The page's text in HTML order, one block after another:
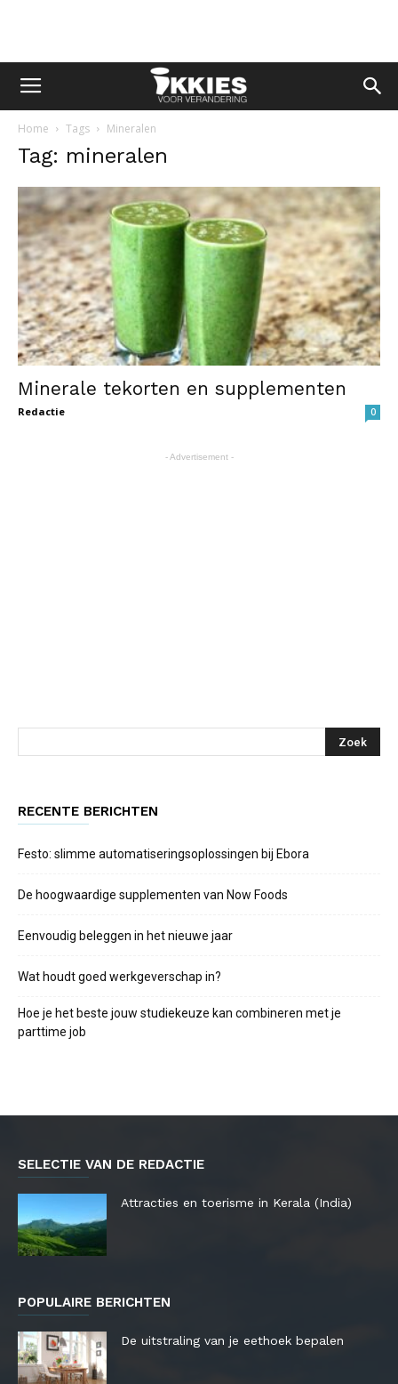
Home Tags Mineralen
Tag: mineralen
Minerale tekorten en supplementen
Redactie 0
- Advertisement -
RECENTE BERICHTEN
Festo: slimme automatiseringsoplossingen bij Ebora
De hoogwaardige supplementen van Now Foods
Eenvoudig beleggen in het nieuwe jaar
Wat houdt goed werkgeverschap in?
Hoe je het beste jouw studiekeuze kan combineren met je
parttime job
SELECTIE VAN DE REDACTIE
Attracties en toerisme in Kerala (India)
POPULAIRE BERICHTEN
De uitstraling van je eethoek bepalen